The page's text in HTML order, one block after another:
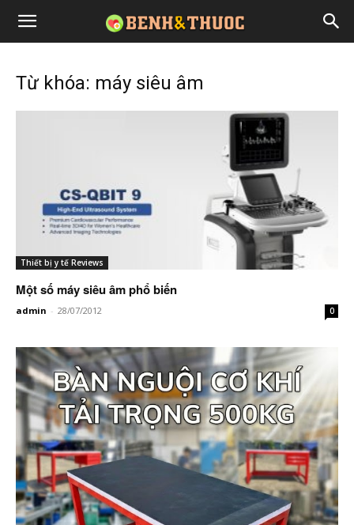
Từ khóa: máy siêu âm
Thiết bị y tế Reviews
Một số máy siêu âm phổ biến
admin - 28/07/2012 0